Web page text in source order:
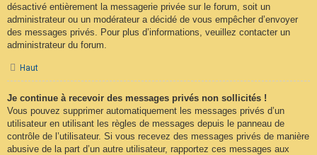
désactivé entièrement la messagerie privée sur le forum, soit un
administrateur ou un modérateur a décidé de vous empêcher d’envoyer
des messages privés. Pour plus d’informations, veuillez contacter un
administrateur du forum.
Haut
Je continue à recevoir des messages privés non sollicités !
Vous pouvez supprimer automatiquement les messages privés d’un
utilisateur en utilisant les règles de messages depuis le panneau de
contrôle de l’utilisateur. Si vous recevez des messages privés de manière
abusive de la part d’un autre utilisateur, rapportez ces messages aux